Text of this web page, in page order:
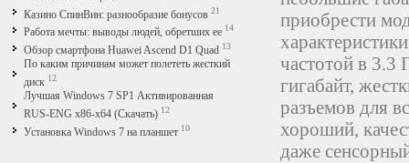
Казино СпинВин: разнообразие бонусов 21
Работа мечты: выводы людей, обретших ее 14
Обзор смартфона Huawei Ascend D1 Quad 13
По каким причинам может полететь жесткий
диск 12
Лучшая Windows 7 SP1 Активированная
RUS-ENG x86-x64 (Скачать) 12
Установка Windows 7 на планшет 10
приобрести
частотой в 3.3
гигабайт,
разъемов для
хороший,
даже